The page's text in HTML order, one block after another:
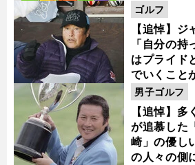
【追悼】
「自分の持
はプライド
でいくこと
ゴルフ
【追悼】
が追慕した
崎」の優し
の人々の側
男子ゴルフ